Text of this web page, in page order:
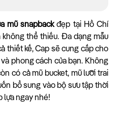
mũ snapbackđẹp tại Hồ Chí
không thể thiếu. Đa dạng mẫu
thiết kế, Cap sẽ cung cấp cho
phong cách của bạn. Không
có cả mũ bucket, mũ lưỡi trai
bổ sung vào bộ sưu tập thời
lựa ngay nhé!